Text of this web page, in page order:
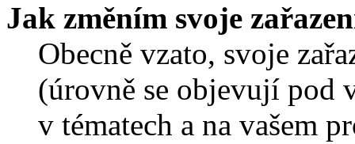
Jak změním svoje
Obecně vzato, svoje
(úrovně se objevují pod
v tématech a na vašem